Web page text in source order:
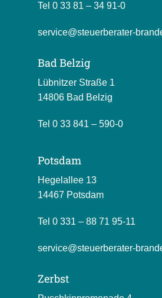
Tel 0 33 81 – 34 91-0
service@steuerberater-
Bad Belzig
Lübnitzer Straße 1
14806 Bad Belzig
Tel 0 33 841 – 590-0
Potsdam
Hegelallee 13
14467 Potsdam
Tel 0 331 – 88 71 95-11
service@steuerberater-
Zerbst